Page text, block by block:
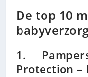
De top 10
1.
Protection –